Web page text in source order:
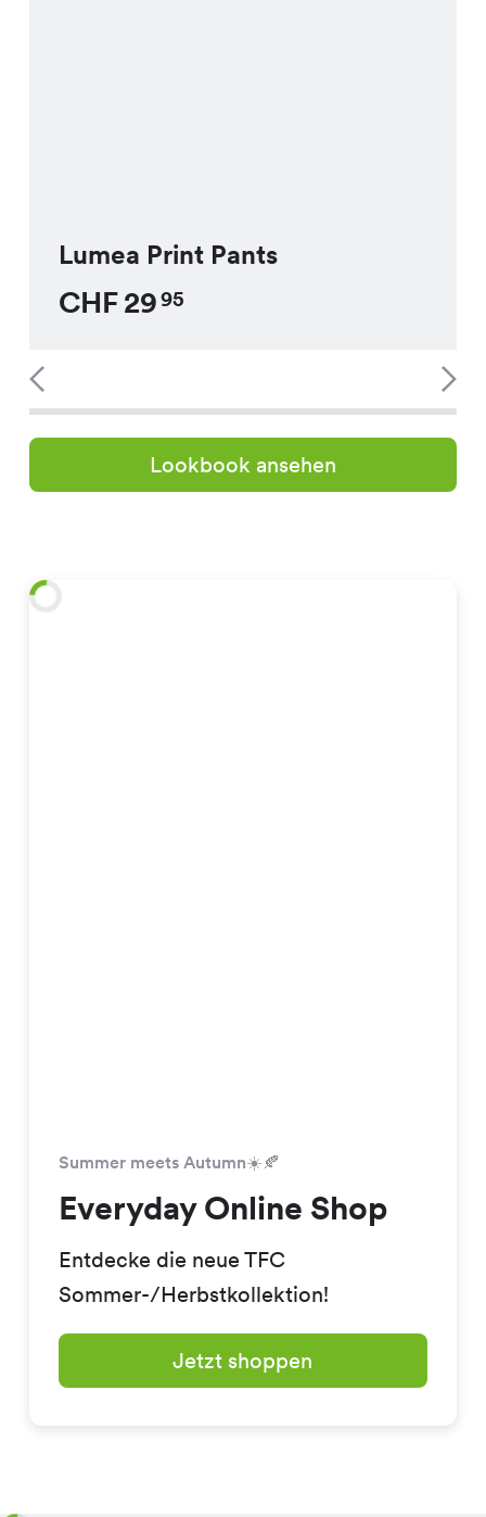
Lumea Print Pants
CHF2995
Lookbook ansehen
Summer meets Autumn☀️🍂
Everyday Online Shop
Entdecke die neue TFC
Sommer-/Herbstkollektion!
Jetzt shoppen